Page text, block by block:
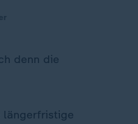
denn die
längerfristige